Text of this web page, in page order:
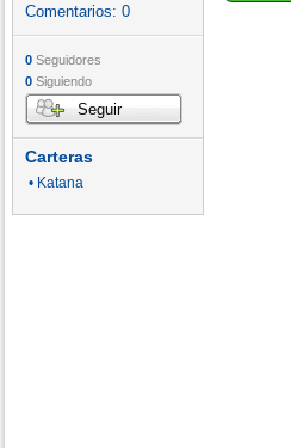
Comentarios: 0
0 Seguidores
0 Siguiendo
Seguir
Carteras
• Katana